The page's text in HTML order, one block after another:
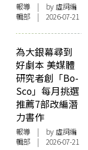
報導 | by 虛詞編
輯部 | 2026-07-21
為大銀幕尋到
好劇本 美媒體
研究者創「Bo-
Sco」每月挑選
推薦7部改編潛
力書作
報導 | by 虛詞編
輯部 | 2026-07-21